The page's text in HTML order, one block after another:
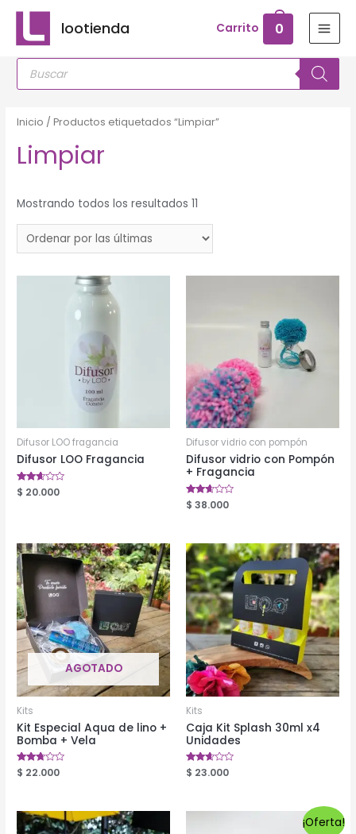
contenido
lootienda Carrito 0
Búsqueda
Inicio / Productos etiquetados “Limpiar”
Limpiar
Mostrando todos los resultados 11
Difusor LOO fragancia
Difusor LOO Fragancia
Valorado
en
$ 20.000
Difusor vidrio con pompón
Difusor vidrio con Pompón
+ Fragancia
Valorado
en
$ 38.000
AGOTADO
Kits
Kit Especial Aqua de lino +
Bomba + Vela
Valorado
en
$ 22.000
Kits
Caja Kit Splash 30ml x4
Unidades
Valorado
en
$ 23.000
¡Oferta!